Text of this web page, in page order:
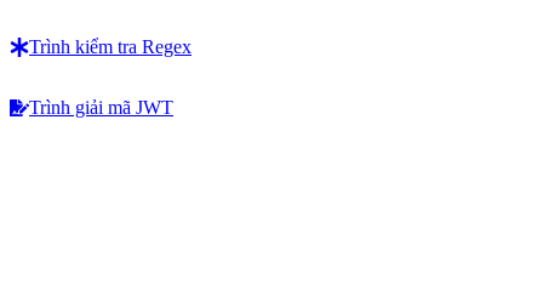
Trình kiểm tra Regex
Trình giải mã JWT